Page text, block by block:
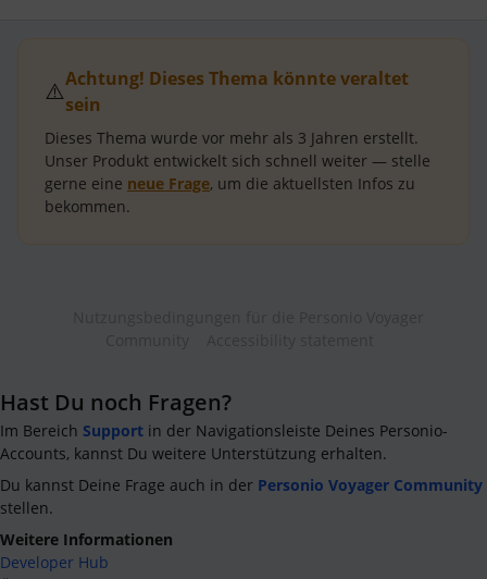
⚠️Achtung! Dieses Thema könnte veraltet
sein
Dieses Thema wurde vor mehr als 3 Jahren erstellt.
Unser Produkt entwickelt sich schnell weiter — stelle
gerne eine neue Frage, um die aktuellsten Infos zu
bekommen.
Hast Du noch Fragen?
Im Bereich Support in der Navigationsleiste Deines Personio-
Accounts, kannst Du weitere Unterstützung erhalten.
Du kannst Deine Frage auch in der Personio Voyager Community
stellen.
Weitere Informationen
Developer Hub